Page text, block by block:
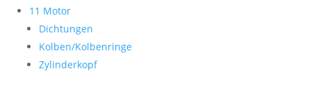
11 Motor
Dichtungen
Kolben/Kolbenringe
Zylinderkopf